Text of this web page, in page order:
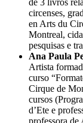
circenses,
en Arts du
Montreal,
pesquisas e
Ana Paula
Artista
curso
Cirque de
cursos
d’Ete e
professora de